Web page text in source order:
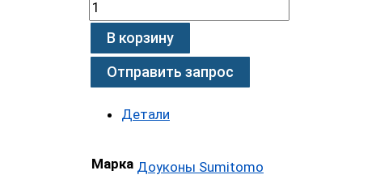
В корзину
Отправить запрос
Детали
Марка Доуконы Sumitomo